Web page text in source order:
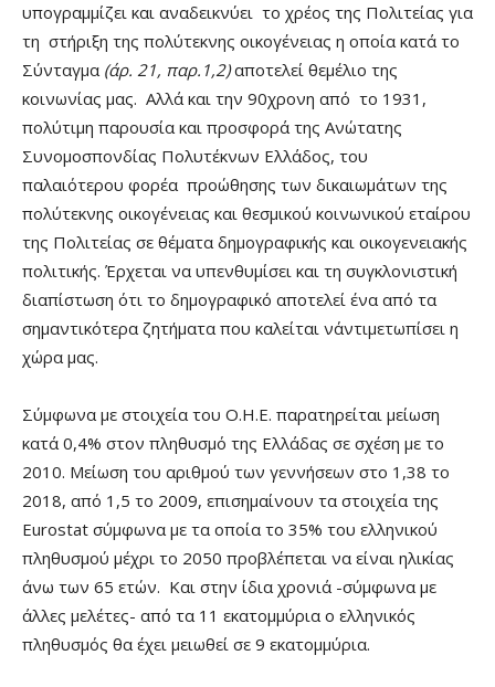
υπογραμμίζει και αναδεικνύει το χρέος της Πολιτείας για
τη στήριξη της πολύτεκνης οικογένειας η οποία κατά το
Σύνταγμα (άρ. 21, παρ.1,2)αποτελεί θεμέλιο της
κοινωνίας μας. Αλλά και την 90χρονη από το 1931,
πολύτιμη παρουσία και προσφορά της Ανώτατης
Συνομοσπονδίας Πολυτέκνων Ελλάδος, του
παλαιότερου φορέα προώθησης των δικαιωμάτων της
πολύτεκνης οικογένειας και θεσμικού κοινωνικού εταίρου
της Πολιτείας σε θέματα δημογραφικής και οικογενειακής
πολιτικής. Έρχεται να υπενθυμίσει και τη συγκλονιστική
διαπίστωση ότι το δημογραφικό αποτελεί ένα από τα
σημαντικότερα ζητήματα που καλείται ν΄αντιμετωπίσει η
χώρα μας.
Σύμφωνα με στοιχεία του Ο.Η.Ε. παρατηρείται μείωση
κατά 0,4% στον πληθυσμό της Ελλάδας σε σχέση με το
2010. Μείωση του αριθμού των γεννήσεων στο 1,38 το
2018, από 1,5 το 2009, επισημαίνουν τα στοιχεία της
Eurostat σύμφωνα με τα οποία το 35% του ελληνικού
πληθυσμού μέχρι το 2050 προβλέπεται να είναι ηλικίας
άνω των 65 ετών. Και στην ίδια χρονιά -σύμφωνα με
άλλες μελέτες- από τα 11 εκατομμύρια ο ελληνικός
πληθυσμός θα έχει μειωθεί σε 9 εκατομμύρια.